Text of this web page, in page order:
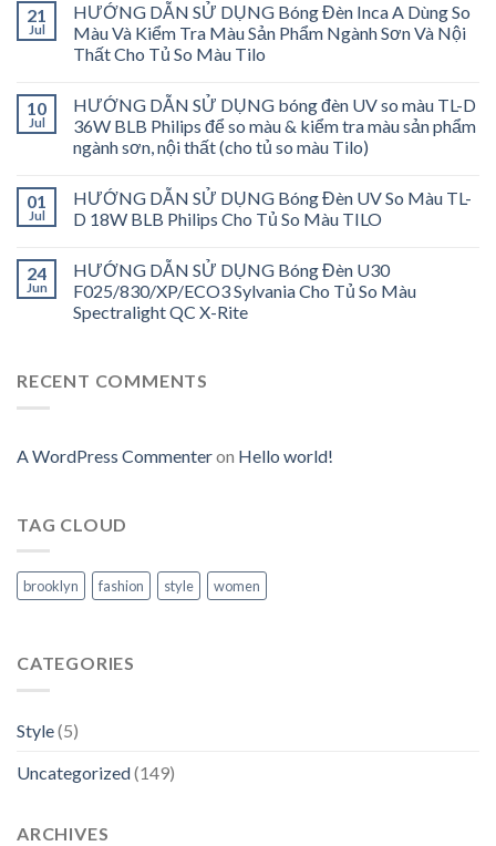
21
Jul
HƯỚNG DẪN SỬ DỤNG Bóng Đèn Inca A Dùng So
Màu Và Kiểm Tra Màu Sản Phẩm Ngành Sơn Và Nội
Thất Cho Tủ So Màu Tilo
10
Jul
HƯỚNG DẪN SỬ DỤNG bóng đèn UV so màu TL-D
36W BLB Philips để so màu & kiểm tra màu sản phẩm
ngành sơn, nội thất (cho tủ so màu Tilo)
01
Jul
HƯỚNG DẪN SỬ DỤNG Bóng Đèn UV So Màu TL-
D 18W BLB Philips Cho Tủ So Màu TILO
24
Jun
HƯỚNG DẪN SỬ DỤNG Bóng Đèn U30
F025/830/XP/ECO3 Sylvania Cho Tủ So Màu
Spectralight QC X-Rite
RECENT COMMENTS
A WordPress Commenteron Hello world!
TAG CLOUD
brooklyn fashion style women
CATEGORIES
Style(5)
Uncategorized(149)
ARCHIVES